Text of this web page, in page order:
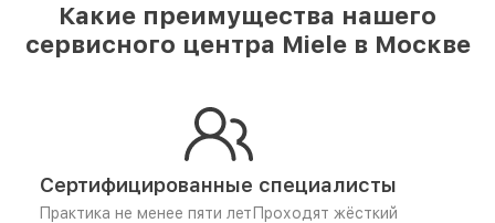
Какие преимущества нашего
сервисного центра Miele в Москве
Сертифицированные специалисты
Практика не менее пяти лет Проходят жёсткий